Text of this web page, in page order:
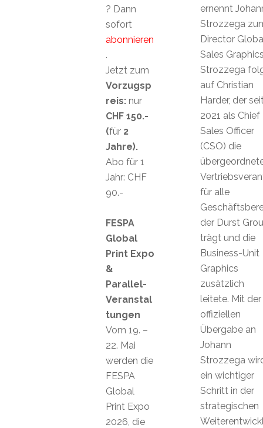
ernennt
Strozzega
Director
Sales
Strozzega
auf Christian
Harder, der
2021 als Chief
Sales Officer
(CSO) die
für alle
der Durst
trägt und die
Business-Unit
Graphics
zusätzlich
leitete. Mit der
offiziellen
Übergabe an
Johann
Strozzega
ein wichtiger
Schritt in der
strategischen
? Dann
sofort
abonnieren
.
Jetzt zum
Vorzugsp
reis: nur
CHF 150.-
(für 2
Jahre).
Abo für 1
Jahr: CHF
90.-
FESPA
Global
Print Expo
&
Parallel-
Veranstal
tungen
Vom 19. –
22. Mai
werden die
FESPA
Global
Print Expo
2026, die